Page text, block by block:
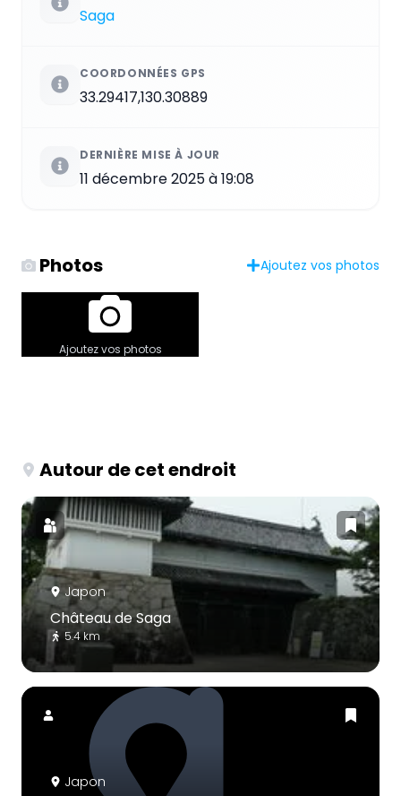
Saga
COORDONNÉES GPS
33.29417,130.30889
DERNIÈRE MISE À JOUR
11 décembre 2025 à 19:08
Photos Ajoutez vos photos
Ajoutez vos photos
Autour de cet endroit
Japon
Château de Saga
5.4 km
Japon